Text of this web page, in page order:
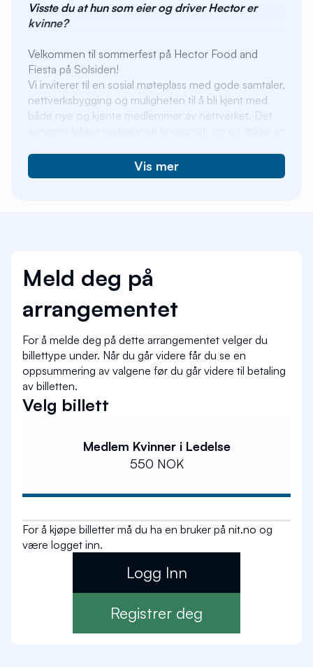
Visste du at hun som eier og driver Hector er
kvinne?
Velkommen til sommerfest på Hector Food and
Fiesta på Solsiden!
Vi inviterer til en sosial møteplass med gode samtaler,
nettverksbygging og muligheten til å bli kjent med
både nye og kjente medlemmer av nettverket. Det
Menyen vil presenteres av den kvinnelige
samling.
Arrangementet er et medlemsarrangement for
nettverket Kvinner i Ledelse.
ledelse
Skal du melde på flere enn deg selv, eller
trenger du hjelp med påmelding? Kontakt oss
på firmapost@nit.no
Vis mer
Meld deg på
arrangementet
For å melde deg på dette arrangementet velger du
billettype under. Når du går videre får du se en
oppsummering av valgene før du går videre til betaling
av billetten.
Velg billett
Medlem Kvinner i Ledelse
550 NOK
For å kjøpe billetter må du ha en bruker på nit.no og
være logget inn.
Logg Inn
Registrer deg